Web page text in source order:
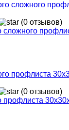
(0 отзывов)
сложного
(0 отзывов)
профлиста